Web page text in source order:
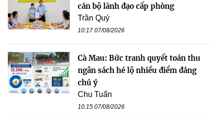
cán bộ lãnh đạo cấp phòng
Trần Quý
10:17 07/08/2026
Cà Mau: Bức tranh quyết toán thu
ngân sách hé lộ nhiều điểm đáng
chú ý
Chu Tuấn
10:15 07/08/2026